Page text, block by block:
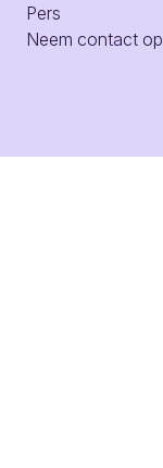
Pers
Neem contact op